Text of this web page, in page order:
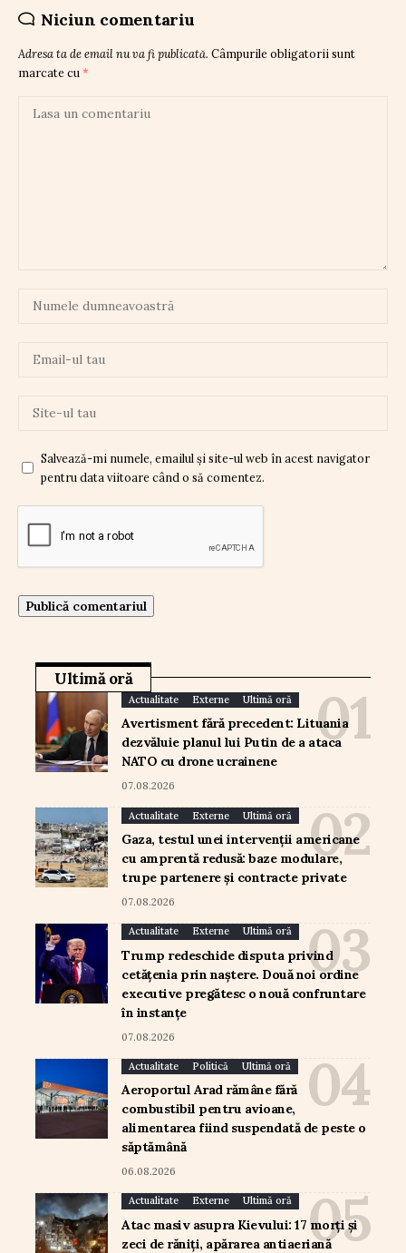
Niciun comentariu
Adresa ta de email nu va fi publicată. Câmpurile obligatorii sunt
marcate cu *
Salvează-mi numele, emailul și site-ul web în acest navigator
pentru data viitoare când o să comentez.
Ultimă oră
Actualitate Externe Ultimă oră
Avertisment fără precedent: Lituania
dezvăluie planul lui Putin de a ataca
NATO cu drone ucrainene
07.08.2026
Actualitate Externe Ultimă oră
Gaza, testul unei intervenții americane
cu amprentă redusă: baze modulare,
trupe partenere și contracte private
07.08.2026
Actualitate Externe Ultimă oră
Trump redeschide disputa privind
cetățenia prin naștere. Două noi ordine
executive pregătesc o nouă confruntare
în instanțe
07.08.2026
Actualitate Politică Ultimă oră
Aeroportul Arad rămâne fără
combustibil pentru avioane,
alimentarea fiind suspendată de peste o
săptămână
06.08.2026
Actualitate Externe Ultimă oră
Atac masiv asupra Kievului: 17 morți și
zeci de răniți, apărarea antiaeriană